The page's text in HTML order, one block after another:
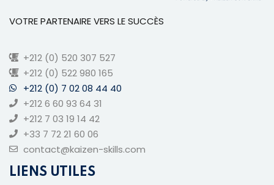
VOTRE PARTENAIRE VERS LE SUCCÈS
+212 (0) 520 307 527
+212 (0) 522 980 165
+212 (0) 7 02 08 44 40
+212 6 60 93 64 31
+212 7 03 19 14 42
+33 7 72 21 60 06
contact@kaizen-skills.com
LIENS UTILES